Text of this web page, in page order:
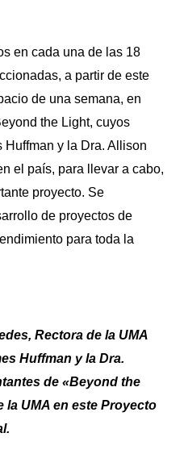
en cada una de las 18
a partir de este
de una semana, en
the Light, cuyos
Huffman y la Dra. Allison
el país, para llevar a cabo,
proyecto. Se
de proyectos de
para toda la
Rectora de la UMA
Huffman y la Dra.
de «Beyond the
UMA en este Proyecto